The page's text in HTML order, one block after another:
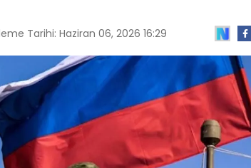
Tarihi: Haziran 06, 2026 16:29